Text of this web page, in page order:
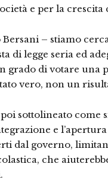
e per la crescita
Bersani – stiamo
di legge seria ed
grado di votare una
vero, non un
sottolineato
e
dal governo,
che